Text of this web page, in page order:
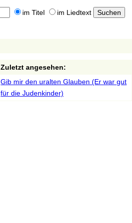
im Titel im Liedtext
Zuletzt angesehen:
Gib mir den uralten Glauben (Er war gut
für die Judenkinder)